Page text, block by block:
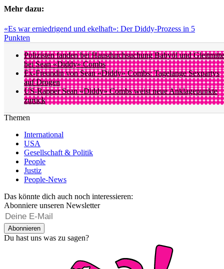
Mehr dazu:
«Es war erniedrigend und ekelhaft»: Der Diddy-Prozess in 5
Punkten
Polizisten fanden bei Hausdurchsuchung Babyöl und
bei Sean «Diddy» Combs
Ex-Freundin von Sean «Diddy» Combs: Tagelange Sexpartys
auf Drogen
US-Rapper Sean «Diddy» Combs weist neue Anklagepunkte
zurück
Themen
International
USA
Gesellschaft & Politik
People
Justiz
People-News
Das könnte dich auch noch interessieren:
Abonniere unseren Newsletter
Abonnieren
Du hast uns was zu sagen?